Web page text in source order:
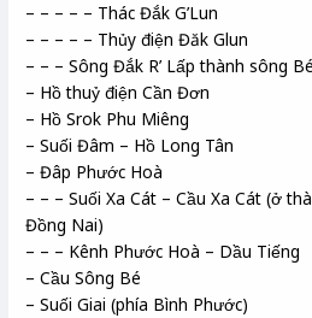
– – – – – Thác Đắk G’Lun
– – – – – Thủy điện Đăk Glun
– – – Sông Đắk R’ Lấp thành sông
– Hồ thuỷ điện Cần Đơn
– Hồ Srok Phu Miêng
– Suối Đâm – Hồ Long Tân
– Đâp Phước Hoà
– – – Suối Xa Cát – Cầu Xa Cát (ở
Đồng Nai)
– – – Kênh Phước Hoà – Dầu Tiếng
– Cầu Sông Bé
– Suối Giai (phía Bình Phước)